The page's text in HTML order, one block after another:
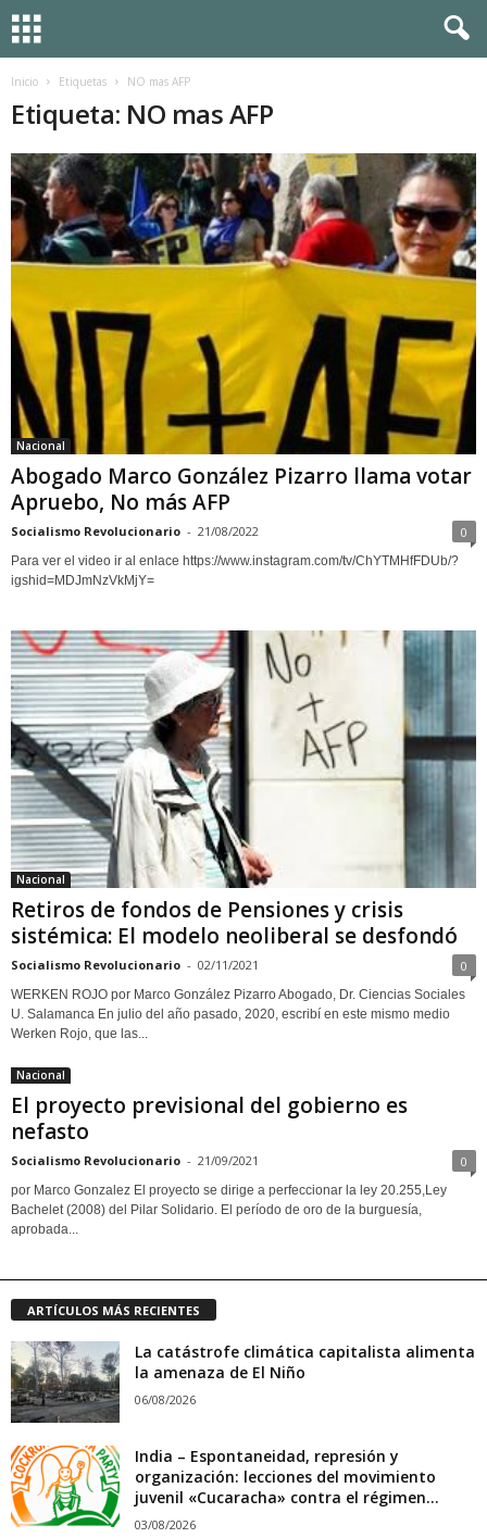
Inicio Etiquetas NO mas AFP
Etiqueta: NO mas AFP
Nacional
Abogado Marco González Pizarro llama votar
Apruebo, No más AFP
Socialismo Revolucionario - 21/08/2022 0
Para ver el video ir al enlace https://www.instagram.com/tv/ChYTMHfFDUb/?
igshid=MDJmNzVkMjY=
Nacional
Retiros de fondos de Pensiones y crisis
sistémica: El modelo neoliberal se desfondó
Socialismo Revolucionario - 02/11/2021 0
WERKEN ROJO por Marco González Pizarro Abogado, Dr. Ciencias Sociales
U. Salamanca En julio del año pasado, 2020, escribí en este mismo medio
Werken Rojo, que las...
Nacional
El proyecto previsional del gobierno es
nefasto
Socialismo Revolucionario - 21/09/2021 0
por Marco Gonzalez El proyecto se dirige a perfeccionar la ley 20.255,Ley
Bachelet (2008) del Pilar Solidario. El período de oro de la burguesía,
aprobada...
ARTÍCULOS MÁS RECIENTES
La catástrofe climática capitalista alimenta
la amenaza de El Niño
06/08/2026
India – Espontaneidad, represión y
organización: lecciones del movimiento
juvenil «Cucaracha» contra el régimen...
03/08/2026